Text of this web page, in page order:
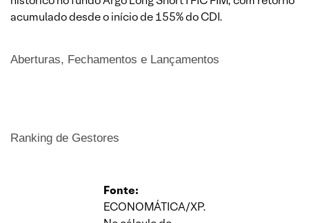
acumulado desde o início de 155% do CDI.
Aberturas, Fechamentos e Lançamentos
Ranking de Gestores
Fonte:
ECONOMÁTICA/XP.